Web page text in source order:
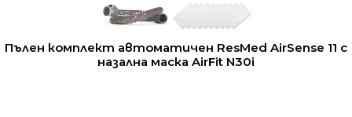
Пълен комплект автоматичен ResMed AirSense 11 с
назална маска AirFit N30i